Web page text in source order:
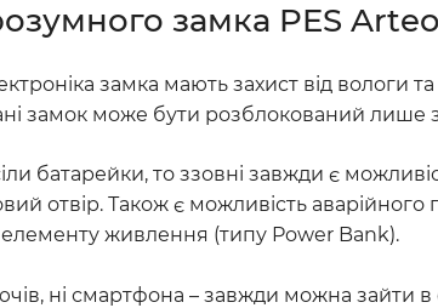
замка PES
замка мають захист від
замок може бути розблокований лише
батарейки, то ззовні завжди є
отвір. Також є можливість
живлення (типу Power Bank).
ні смартфона – завжди можна зайти